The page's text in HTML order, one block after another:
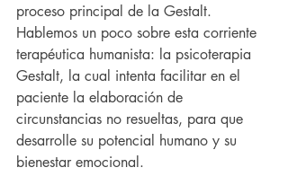
proceso principal de la Gestalt.
Hablemos un poco sobre esta corriente
terapéutica humanista: la psicoterapia
Gestalt, la cual intenta facilitar en el
paciente la elaboración de
circunstancias no resueltas, para que
desarrolle su potencial humano y su
bienestar emocional.